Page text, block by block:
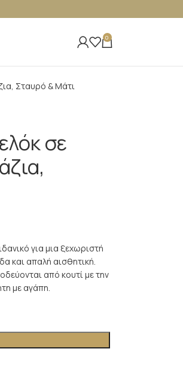
0
Σταυρό & Μάτι
σε
για μια ξεχωριστή
και απαλή αισθητική.
από κουτί με την
με αγάπη.